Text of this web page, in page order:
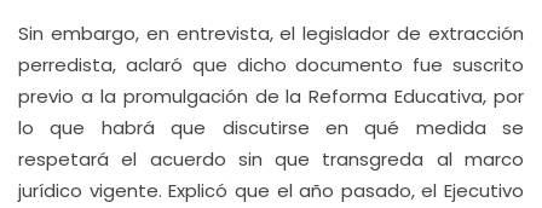
Sin embargo, en entrevista, el legislador de extracción
perredista, aclaró que dicho documento fue suscrito
previo a la promulgación de la Reforma Educativa, por
lo que habrá que discutirse en qué medida se
respetará el acuerdo sin que transgreda al marco
jurídico vigente. Explicó que el año pasado, el Ejecutivo